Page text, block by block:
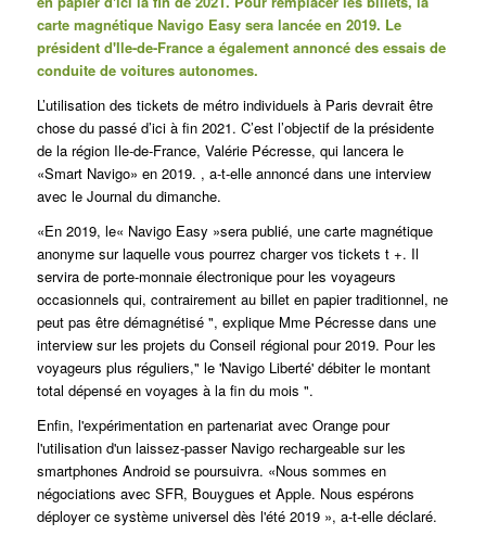
carte magnétique Navigo Easy sera lancée en 2019. Le
président d'Ile-de-France a également annoncé des essais de
conduite de voitures autonomes.
L’utilisation des tickets de métro individuels à Paris devrait être
chose du passé d’ici à fin 2021. C’est l’objectif de la présidente
de la région Ile-de-France, Valérie Pécresse, qui lancera le
«Smart Navigo» en 2019. , a-t-elle annoncé dans une interview
avec le Journal du dimanche.
«En 2019, le« Navigo Easy »sera publié, une carte magnétique
anonyme sur laquelle vous pourrez charger vos tickets t +. Il
servira de porte-monnaie électronique pour les voyageurs
occasionnels qui, contrairement au billet en papier traditionnel, ne
peut pas être démagnétisé ", explique Mme Pécresse dans une
interview sur les projets du Conseil régional pour 2019. Pour les
voyageurs plus réguliers," le 'Navigo Liberté' débiter le montant
total dépensé en voyages à la fin du mois ".
Enfin, l'expérimentation en partenariat avec Orange pour
l'utilisation d'un laissez-passer Navigo rechargeable sur les
smartphones Android se poursuivra. «Nous sommes en
négociations avec SFR, Bouygues et Apple. Nous espérons
déployer ce système universel dès l'été 2019 », a-t-elle déclaré.